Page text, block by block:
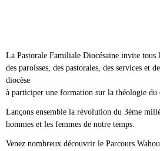
La Pastorale Familiale Diocésaine invite tous
des paroisses, des pastorales, des services et
diocèse
à participer une formation sur la théologie du
Lançons ensemble la révolution du 3ème
hommes et les femmes de notre temps.
Venez nombreux découvrir le Parcours